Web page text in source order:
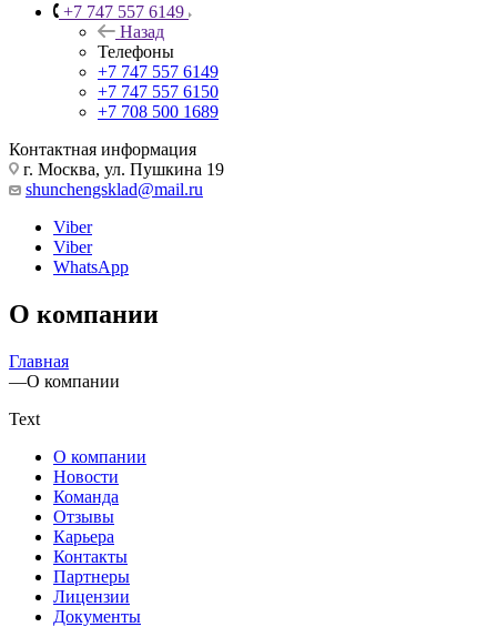
+7 747 557 6149
Назад
Телефоны
+7 747 557 6149
+7 747 557 6150
+7 708 500 1689
Контактная информация
г. Москва, ул. Пушкина 19
shunchengsklad@mail.ru
Viber
Viber
WhatsApp
О компании
Главная
—О компании
Text
О компании
Новости
Команда
Отзывы
Карьера
Контакты
Партнеры
Лицензии
Документы